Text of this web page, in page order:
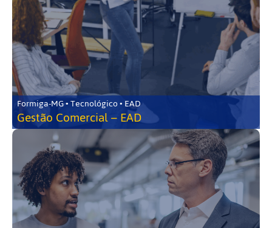
Formiga-MG • Tecnológico • EAD
Gestão Comercial – EAD